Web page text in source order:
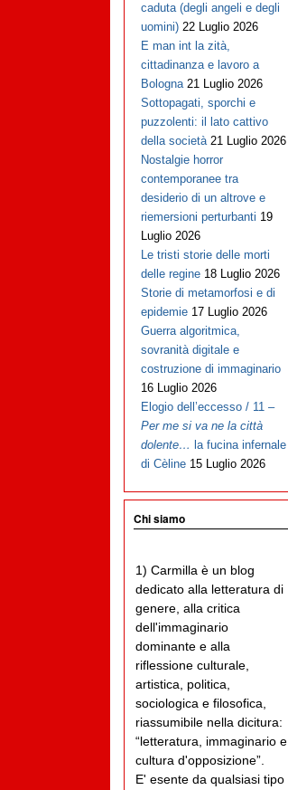
caduta (degli angeli e degli
uomini) 22 Luglio 2026
E man int la zità,
cittadinanza e lavoro a
Bologna 21 Luglio 2026
Sottopagati, sporchi e
puzzolenti: il lato cattivo
della società 21 Luglio 2026
Nostalgie horror
contemporanee tra
desiderio di un altrove e
riemersioni perturbanti 19
Luglio 2026
Le tristi storie delle morti
delle regine 18 Luglio 2026
Storie di metamorfosi e di
epidemie 17 Luglio 2026
Guerra algoritmica,
sovranità digitale e
costruzione di immaginario
16 Luglio 2026
Elogio dell’eccesso / 11 –
Per me si va ne la città
dolente… la fucina infernale
di Cèline 15 Luglio 2026
Chi siamo
1) Carmilla è un blog
dedicato alla letteratura di
genere, alla critica
dell'immaginario
dominante e alla
riflessione culturale,
artistica, politica,
sociologica e filosofica,
riassumibile nella dicitura:
“letteratura, immaginario e
cultura d'opposizione”.
E' esente da qualsiasi tipo